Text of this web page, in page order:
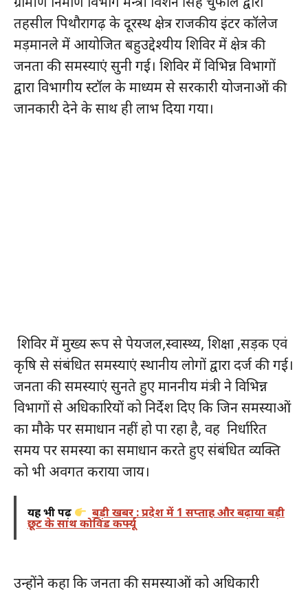
तहसील पिथौरागढ़ के दूरस्थ क्षेत्र राजकीय इंटर कॉलेज
मड़मानले में आयोजित बहुउद्देश्यीय शिविर में क्षेत्र की
जनता की समस्याएं सुनी गई। शिविर में विभिन्न विभागों
द्वारा विभागीय स्टॉल के माध्यम से सरकारी योजनाओं की
जानकारी देने के साथ ही लाभ दिया गया।
शिविर में मुख्य रूप से पेयजल,स्वास्थ्य, शिक्षा ,सड़क एवं
कृषि से संबंधित समस्याएं स्थानीय लोगों द्वारा दर्ज की गई।
जनता की समस्याएं सुनते हुए माननीय मंत्री ने विभिन्न
विभागों से अधिकारियों को निर्देश दिए कि जिन समस्याओं
का मौके पर समाधान नहीं हो पा रहा है, वह निर्धारित
समय पर समस्या का समाधान करते हुए संबंधित व्यक्ति
को भी अवगत कराया जाय।
यह भी पढ़ें बड़ी खबर : प्रदेश में 1 सप्ताह और बढ़ाया बड़ी
छूट के साथ कोविड कर्फ्यू
उन्होंने कहा कि जनता की समस्याओं को अधिकारी